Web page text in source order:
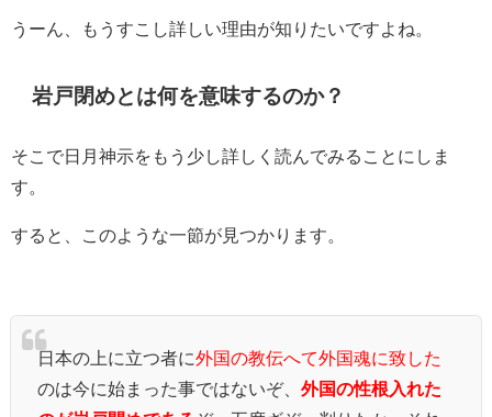
うーん、もうすこし詳しい理由が知りたいですよね。
岩戸閉めとは何を意味するのか？
そこで日月神示をもう少し詳しく読んでみることにしま
す。
すると、このような一節が見つかります。
日本の上に立つ者に外国の教伝へて外国魂に致した
のは今に始まった事ではないぞ、 外国の性根入れた